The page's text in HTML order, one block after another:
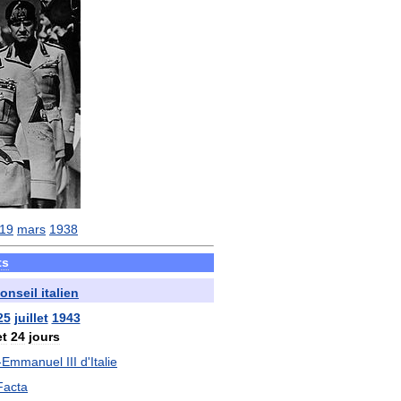
19 mars 1938
italien
juillet 1943
24 jours
Emmanuel III d'Italie